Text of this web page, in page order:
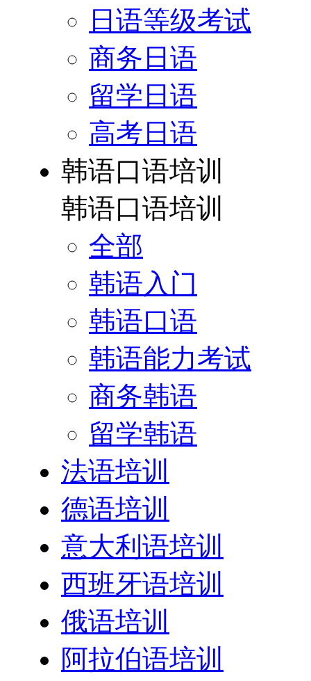
日语等级考试
商务日语
留学日语
高考日语
韩语口语培训
韩语口语培训
全部
韩语入门
韩语口语
韩语能力考试
商务韩语
留学韩语
法语培训
德语培训
意大利语培训
西班牙语培训
俄语培训
阿拉伯语培训